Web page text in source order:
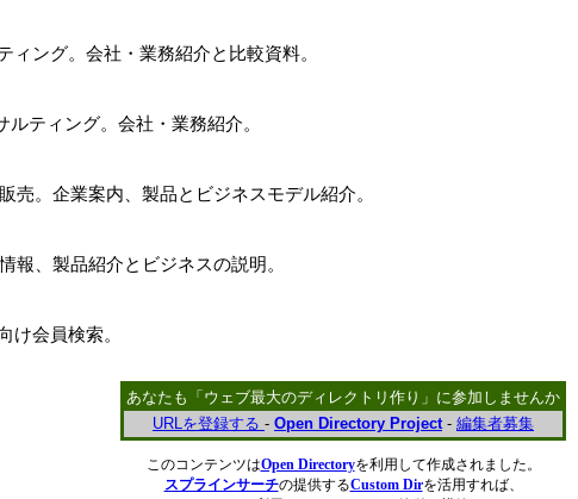
ング。会社・業務紹介と比較資料。
ティング。会社・業務紹介。
。企業案内、製品とビジネスモデル紹介。
報、製品紹介とビジネスの説明。
け会員検索。
あなたも「ウェブ最大のディレクトリ作り」に参加しませんか
URLを登録する - Open Directory Project- 編集者募集
このコンテンツはOpen Directoryを利用して作成されました。
スプラインサーチの提供するCustom Dirを活用すれば、